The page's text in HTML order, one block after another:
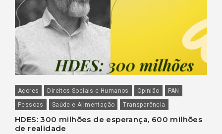
Açores Direitos Sociais e Humanos Opinião
PAN
Pessoas
Saúde e Alimentação Transparência
HDES: 300 milhões de esperança, 600 milhões
de realidade